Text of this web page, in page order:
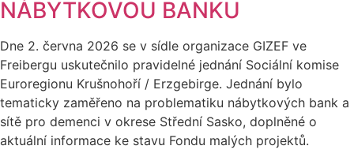
NÁBYTKOVOU BANKU
Dne 2. června 2026 se v sídle organizace GIZEF ve
Freibergu uskutečnilo pravidelné jednání Sociální komise
Euroregionu Krušnohoří / Erzgebirge. Jednání bylo
tematicky zaměřeno na problematiku nábytkových bank a
sítě pro demenci v okrese Střední Sasko, doplněné o
aktuální informace ke stavu Fondu malých projektů.